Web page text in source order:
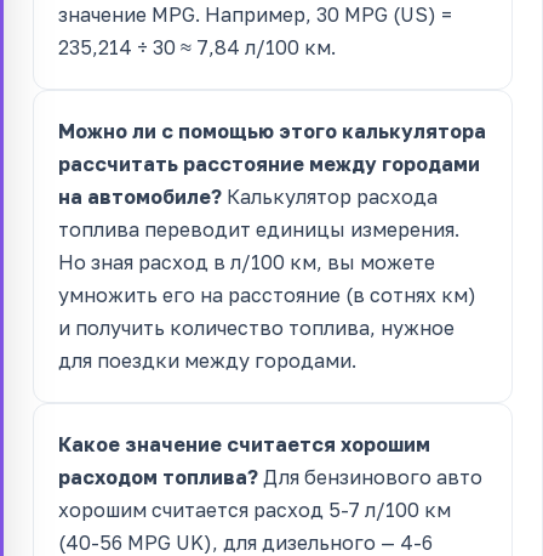
значение MPG. Например, 30 MPG (US) =
235,214 ÷ 30 ≈ 7,84 л/100 км.
Можно ли с помощью этого калькулятора
рассчитать расстояние между городами
на автомобиле? Калькулятор расхода
топлива переводит единицы измерения.
Но зная расход в л/100 км, вы можете
умножить его на расстояние (в сотнях км)
и получить количество топлива, нужное
для поездки между городами.
Какое значение считается хорошим
расходом топлива? Для бензинового авто
хорошим считается расход 5-7 л/100 км
(40-56 MPG UK), для дизельного — 4-6